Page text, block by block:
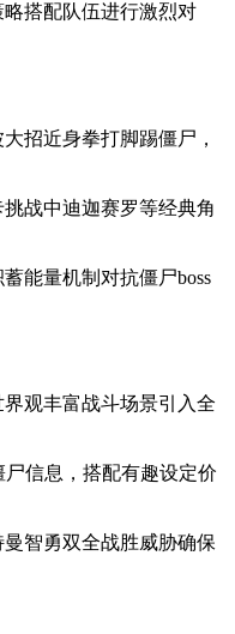
搭配队伍进行激烈对
招近身拳打脚踢僵尸，
战中迪迦赛罗等经典角
能量机制对抗僵尸boss
观丰富战斗场景引入全
信息，搭配有趣设定价
智勇双全战胜威胁确保